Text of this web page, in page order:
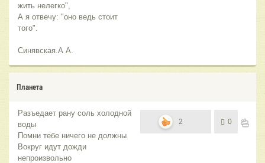
жить нелегко",
А я отвечу: "оно ведь стоит
того".
Синявская.А А.
Планета
Разъедает рану соль холодной
воды
Помни тебе ничего не должны
Вокруг идут дожди
непроизвольно
2 0